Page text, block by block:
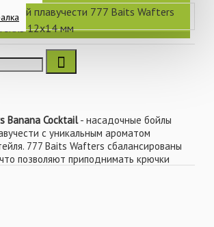
Banana Cocktail- насадочные бойлы
с уникальным ароматом
777 Baits Wafters сбалансированы
позволяют приподнимать крючки
или привязывать при различном